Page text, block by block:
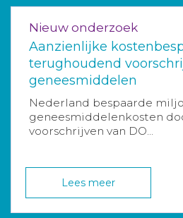
Nieuw onderzoek
Aanzienlijke
terughoudend
geneesmiddelen
Nederland bespaarde
geneesmiddelenkosten
voorschrijven van DO...
Lees meer